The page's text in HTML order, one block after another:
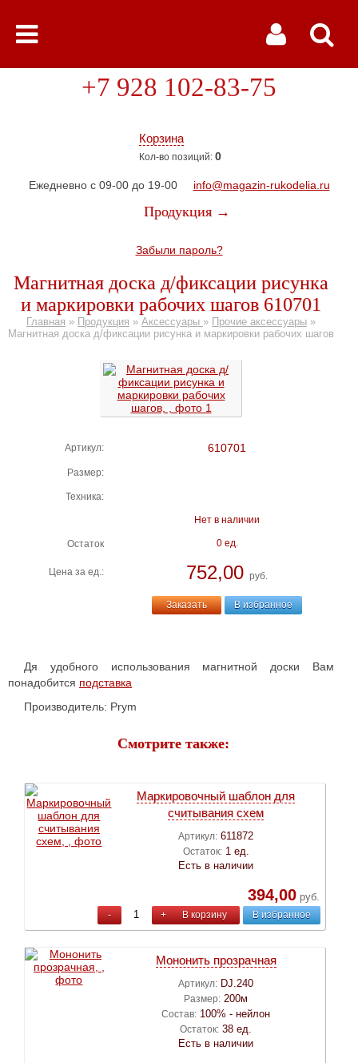
Корзина
Кол-во позиций: 0
+7 928 102-83-75
Ежедневно с 09-00 до 19-00 info@magazin-rukodelia.ru
Продукция →
Забыли пароль?
Магнитная доска д/фиксации рисунка
и маркировки рабочих шагов 610701
Главная » Продукция » Аксессуары » Прочие аксессуары »
Магнитная доска д/фиксации рисунка и маркировки рабочих шагов
Артикул: 610701
Размер:
Техника:
Нет в наличии
Остаток 0 ед.
Цена за ед.: 752,00 руб.
Заказать В избранное
Дя удобного использования магнитной доски Вам
понадобится подставка
Производитель: Prym
Смотрите также:
Маркировочный шаблон для
считывания схем
Артикул: 611872
Остаток: 1 ед.
Есть в наличии
394,00руб.
- + В корзину В избранное
Мононить прозрачная
Артикул: DJ.240
Размер: 200м
Состав: 100% - нейлон
Остаток: 38 ед.
Есть в наличии